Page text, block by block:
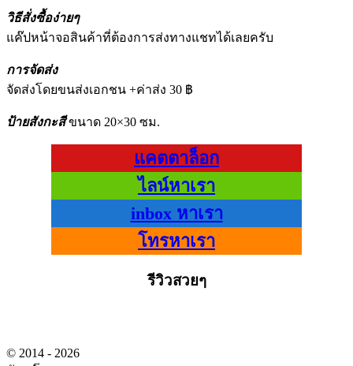
วิธีสั่งซื้อง่ายๆ
แค๊ปหน้าจอสินค้าที่ต้องการส่งทางแชทได้เลยครับ
การจัดส่ง
จัดส่งโดยขนส่งเอกชน +ค่าส่ง 30 ฿
ป้ายสังกะสีขนาด 20×30 ซม.
แคตตาล็อก
ไลน์หาเรา
inbox หาเรา
โทรหาเรา
รีวิวสวยๆ
© 2014 - 2026